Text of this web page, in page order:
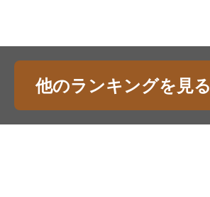
他のランキングを見る